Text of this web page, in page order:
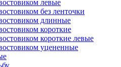
левые
без ленточки
длинные
короткие
короткие левые
уцененные